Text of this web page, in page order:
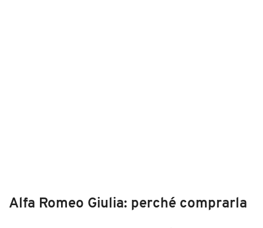
Alfa Romeo Giulia: perché comprarla